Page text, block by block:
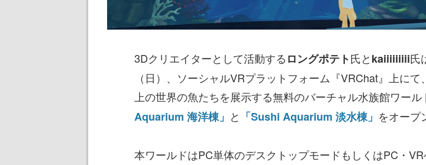
3Dクリエイターとして活動するロングポテト氏とkaiiiiiiiii氏
（日）、ソーシャルVRプラットフォーム『VRChat』上にて
上の世界の魚たちを展示する無料のバーチャル水族館ワール
Aquarium 海洋棟」 と 「Sushi Aquarium 淡水棟」 をオープ
本ワールドはPC単体のデスクトップモードもしくはPC・